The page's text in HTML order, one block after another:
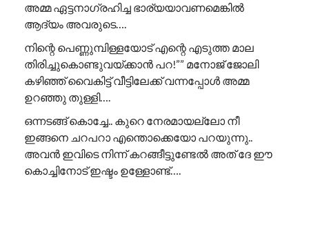
അമ്മ ഏട്ടനാഗ്രഹിച്ച ഭാര്യയാവണമെങ്കിൽ
ആദ്യം അവരുടെ….
നിന്റെ പെണ്ണുമ്പിള്ളയോട് എന്റെ എടുത്ത മാല
തിരിച്ചുകൊണ്ടുവയ്ക്കാൻ പറ!”” ​മനോജ് ജോലി
കഴിഞ്ഞ് വൈകിട്ട് വീട്ടിലേക്ക് വന്നപ്പോൾ അമ്മ
ഉറഞ്ഞു തുള്ളി….
ഒന്നടങ്ങ് കൊച്ചേ.. കുറെ നേരമായല്ലോ നീ
ഇങ്ങനെ ചറപറാ എന്തൊക്കെയോ പറയുന്നു..
അവൻ ഇവിടെ നിന്ന് കറങ്ങീട്ടുണ്ടേൽ അത് ദേ ഈ
കൊച്ചിനോട് ഇഷ്ടം ഉള്ളോണ്ട്….